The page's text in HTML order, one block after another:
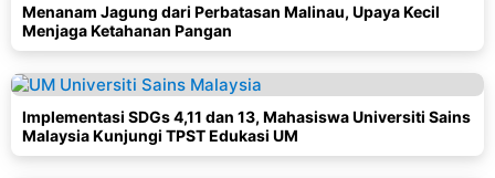
Menanam Jagung dari Perbatasan Malinau, Upaya Kecil
Menjaga Ketahanan Pangan
Implementasi SDGs 4,11 dan 13, Mahasiswa Universiti Sains
Malaysia Kunjungi TPST Edukasi UM